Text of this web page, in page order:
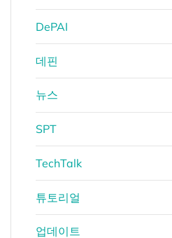
DePAI
데핀
뉴스
SPT
TechTalk
튜토리얼
업데이트